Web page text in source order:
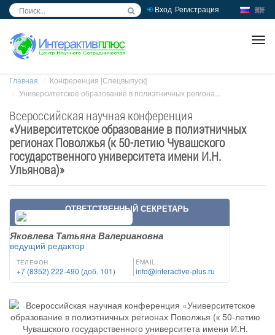
Вход Регистрация
Главная
Конференция [Спецвыпуск]
Университетское образование в полиэтничных региона...
Всероссийская научная конференция
«Университетское образование в полиэтничных
регионах Поволжья (к 50-летию Чувашского
государственного университета имени И.Н.
Ульянова)»
ОТВЕТСТВЕННЫЙ СЕКРЕТАРЬ
Яковлева Татьяна Валериановна
ведущий редактор
ТЕЛЕФОН
+7 (8352) 222-490 (доб. 101)
EMAIL
info@interactive-plus.ru